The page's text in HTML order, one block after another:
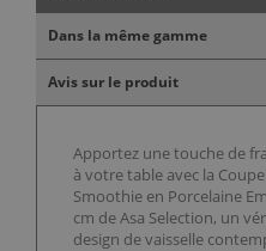
Dans la même gamme
Avis sur le produit
Apportez une touche de
à votre table avec la
Smoothie en Porcelaine
cm de Asa Selection, un
design de vaisselle